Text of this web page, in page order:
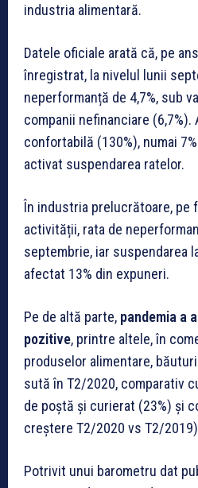
industria alimentară.
Datele oficiale arată că, pe
înregistrat, la nivelul lunii
neperformanță de 4,7%, sub
companii nefinanciare
confortabilă (130%), numai
activat suspendarea ratelor.
În industria prelucrătoare, pe
activității, rata de
septembrie, iar suspendarea
afectat 13% din expuneri.
Pe de altă parte, pandemia a
pozitive, printre altele, în
produselor alimentare,
sută în T2/2020, comparativ
de poștă și curierat (23%) și
creștere T2/2020 vs T2/
Potrivit unui barometru dat